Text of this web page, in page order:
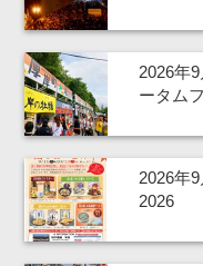
2026年
ータム
2026年
2026